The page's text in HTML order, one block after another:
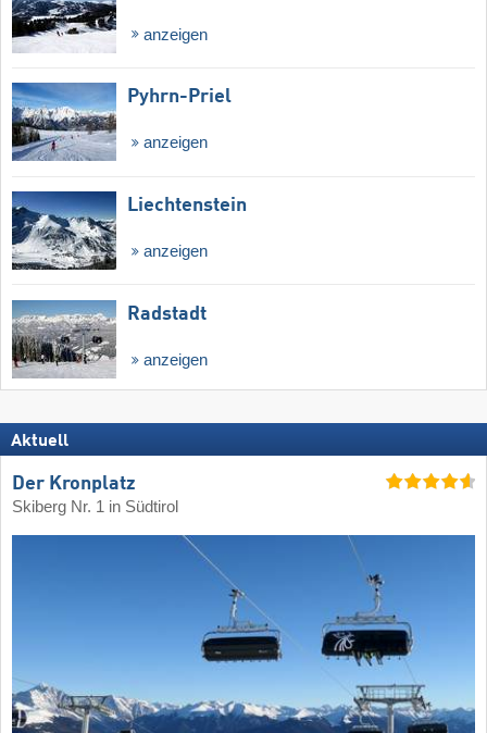
anzeigen
Pyhrn-Priel
anzeigen
Liechtenstein
anzeigen
Radstadt
anzeigen
Aktuell
Der Kronplatz
Skiberg Nr. 1 in Südtirol